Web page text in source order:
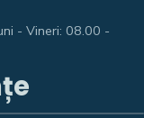
- Vineri: 08.00 -